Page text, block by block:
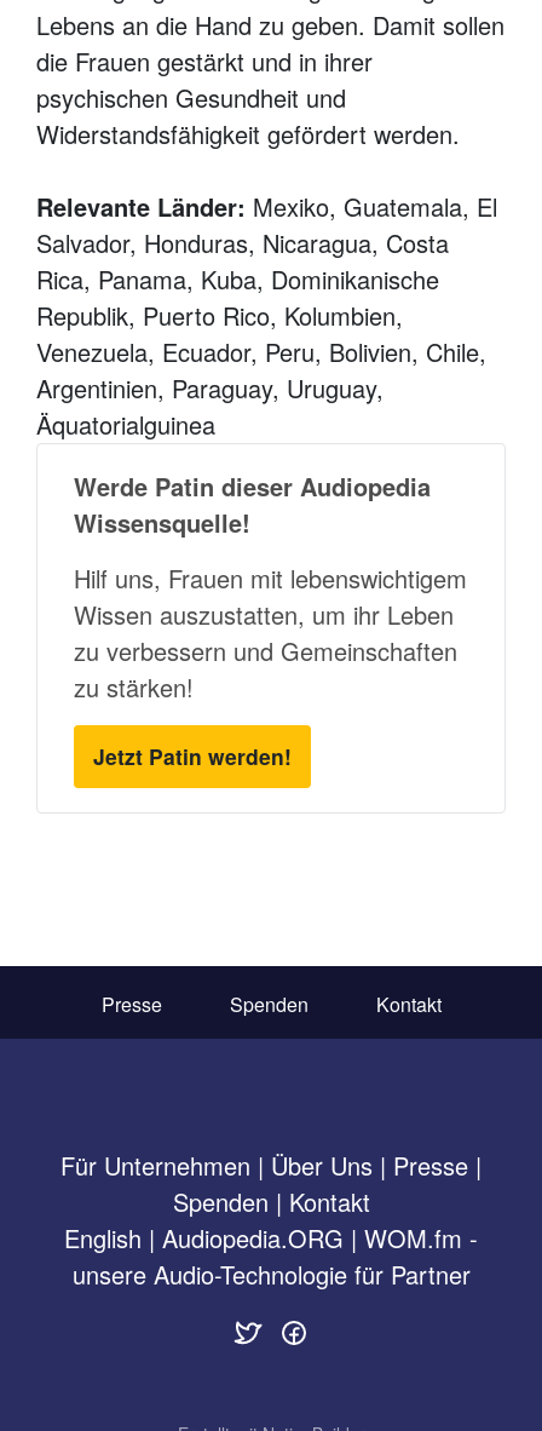
Lebens an die Hand zu geben. Damit sollen
die Frauen gestärkt und in ihrer
psychischen Gesundheit und
Widerstandsfähigkeit gefördert werden.
Relevante Länder: Mexiko, Guatemala, El
Salvador, Honduras, Nicaragua, Costa
Rica, Panama, Kuba, Dominikanische
Republik, Puerto Rico, Kolumbien,
Venezuela, Ecuador, Peru, Bolivien, Chile,
Argentinien, Paraguay, Uruguay,
Äquatorialguinea
Werde Patin dieser Audiopedia
Wissensquelle!
Hilf uns, Frauen mit lebenswichtigem
Wissen auszustatten, um ihr Leben
zu verbessern und Gemeinschaften
zu stärken!
Jetzt Patin werden!
Presse Spenden Kontakt
Für Unternehmen | Über Uns | Presse |
Spenden | Kontakt
English | Audiopedia.ORG | WOM.fm -
unsere Audio-Technologie für Partner